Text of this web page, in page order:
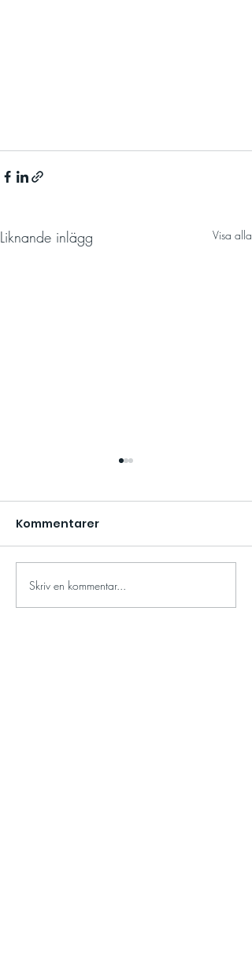
Liknande inlägg Visa alla
Kommunutmaningen
i mål med fantastiska
Kommentarer
Skriv en kommentar...